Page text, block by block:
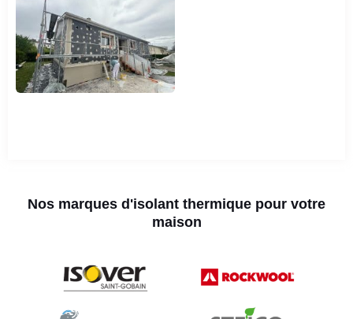
Nos marques d'isolant thermique pour votre
maison